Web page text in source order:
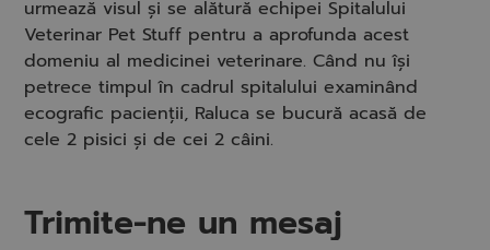
urmează visul și se alătură echipei Spitalului
Veterinar Pet Stuff pentru a aprofunda acest
domeniu al medicinei veterinare. Când nu își
petrece timpul în cadrul spitalului examinând
ecografic pacienții, Raluca se bucură acasă de
cele 2 pisici și de cei 2 câini.
Trimite-ne un mesaj